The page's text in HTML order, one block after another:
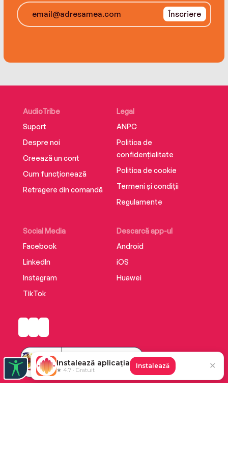
Înscriere
AudioTribe
Suport
Despre noi
Creează un cont
Cum funcționează
Retragere din comandă
Social Media
Facebook
LinkedIn
Instagram
TikTok
Descarcă app-ul
Android
iOS
Huawei
Legal
ANPC
Politica de
confidențialitate
Politica de cookie
Termeni și condiții
Regulamente
Instalează aplicația
★ 4.7 · Gratuit
Instalează ✕